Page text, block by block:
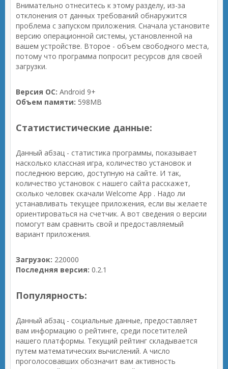
Внимательно отнеситесь к этому разделу, из-за
отклонения от данных требований обнаружится
проблема с запуском приложения. Сначала установите
версию операционной системы, установленной на
вашем устройстве. Второе - объем свободного места,
потому что программа попросит ресурсов для своей
загрузки.
Версия ОС: Android 9+
Объем памяти: 598MB
Статистистические данные:
Данный абзац - статистика программы, показывает
насколько классная игра, количество установок и
последнюю версию, доступную на сайте. И так,
количество установок с нашего сайта расскажет,
сколько человек скачали Welcome App . Надо ли
устанавливать текущее приложения, если вы желаете
ориентироваться на счетчик. А вот сведения о версии
помогут вам сравнить свой и предоставляемый
вариант приложения.
Загрузок: 220000
Последняя версия: 0.2.1
Популярность:
Данный абзац - социальные данные, предоставляет
вам информацию о рейтинге, среди посетителей
нашего платформы. Текущий рейтинг складывается
путем математических вычислений. А число
проголосовавших обозначит вам активность